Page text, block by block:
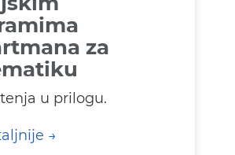
za
u prilogu.